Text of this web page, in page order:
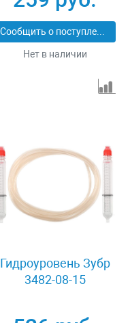
Сообщить о поступлении
Нет в наличии
Гидроуровень Зубр
3482-08-15